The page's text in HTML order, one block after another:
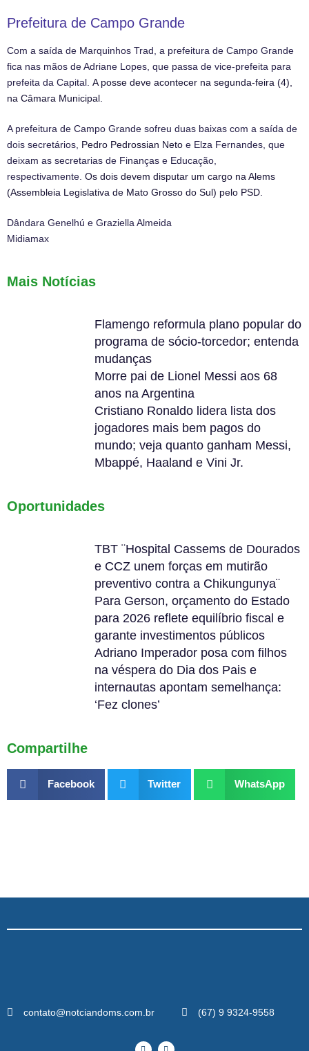
Prefeitura de Campo Grande
Com a saída de Marquinhos Trad, a prefeitura de Campo Grande
fica nas mãos de Adriane Lopes, que passa de vice-prefeita para
prefeita da Capital. A posse deve acontecer na segunda-feira (4),
na Câmara Municipal.
A prefeitura de Campo Grande sofreu duas baixas com a saída de
dois secretários, Pedro Pedrossian Neto e Elza Fernandes, que
deixam as secretarias de Finanças e Educação,
respectivamente. Os dois devem disputar um cargo na Alems
(Assembleia Legislativa de Mato Grosso do Sul) pelo PSD.
Dândara Genelhú e Graziella Almeida
Midiamax
Mais Notícias
Flamengo reformula plano popular do
programa de sócio-torcedor; entenda
mudanças
Morre pai de Lionel Messi aos 68
anos na Argentina
Cristiano Ronaldo lidera lista dos
jogadores mais bem pagos do
mundo; veja quanto ganham Messi,
Mbappé, Haaland e Vini Jr.
Oportunidades
TBT ¨Hospital Cassems de Dourados
e CCZ unem forças em mutirão
preventivo contra a Chikungunya¨
Para Gerson, orçamento do Estado
para 2026 reflete equilíbrio fiscal e
garante investimentos públicos
Adriano Imperador posa com filhos
na véspera do Dia dos Pais e
internautas apontam semelhança:
‘Fez clones’
Compartilhe
Facebook Twitter WhatsApp
contato@notciandoms.com.br (67) 9 9324-9558